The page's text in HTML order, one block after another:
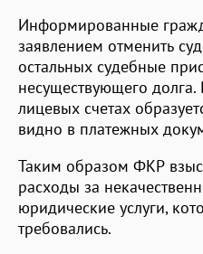
Информированные
заявлением отменить
остальных судебные
несуществующего долга.
лицевых счетах
видно в платежных
Таким образом ФКР
расходы за
юридические услуги,
требовались.